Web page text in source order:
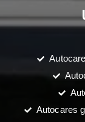
Autocares